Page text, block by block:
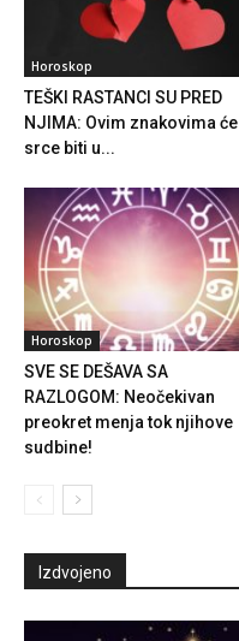
Horoskop
TEŠKI RASTANCI SU PRED
NJIMA: Ovim znakovima će
srce biti u...
Horoskop
SVE SE DEŠAVA SA
RAZLOGOM: Neočekivan
preokret menja tok njihove
sudbine!
Izdvojeno